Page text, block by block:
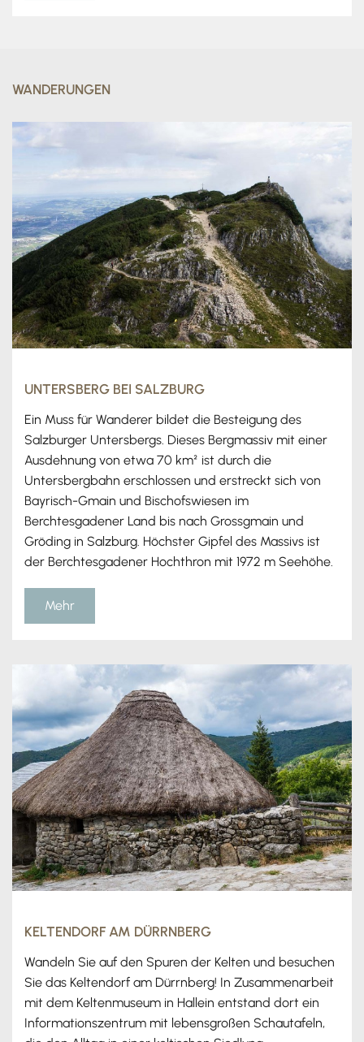
WANDERUNGEN
UNTERSBERG BEI SALZBURG
Ein Muss für Wanderer bildet die Besteigung des
Salzburger Untersbergs. Dieses Bergmassiv mit einer
Ausdehnung von etwa 70 km² ist durch die
Untersbergbahn erschlossen und erstreckt sich von
Bayrisch-Gmain und Bischofswiesen im
Berchtesgadener Land bis nach Grossgmain und
Gröding in Salzburg. Höchster Gipfel des Massivs ist
der Berchtesgadener Hochthron mit 1972 m Seehöhe.
Mehr
KELTENDORF AM DÜRRNBERG
Wandeln Sie auf den Spuren der Kelten und besuchen
Sie das Keltendorf am Dürrnberg! In Zusammenarbeit
mit dem Keltenmuseum in Hallein entstand dort ein
Informationszentrum mit lebensgroßen Schautafeln,